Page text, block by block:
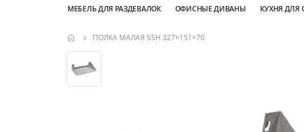
МЕБЕЛЬ ДЛЯ РАЗДЕВАЛОК ОФИСНЫЕ ДИВАНЫ КУХНЯ ДЛЯ
ПОЛКА МАЛАЯ SSH 327×151×70
и
перейти